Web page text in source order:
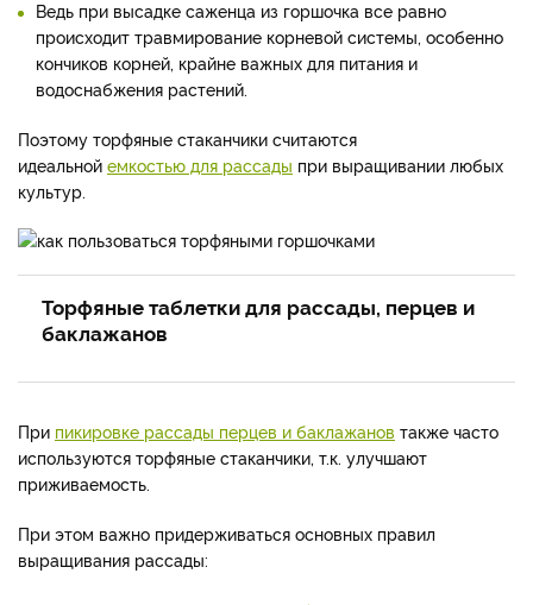
Ведь при высадке саженца из горшочка все равно
происходит травмирование корневой системы, особенно
кончиков корней, крайне важных для питания и
водоснабжения растений.
Поэтому торфяные стаканчики считаются
идеальной емкостью для рассады при выращивании любых
культур.
Торфяные таблетки для рассады, перцев и
баклажанов
При пикировке рассады перцев и баклажанов также часто
используются торфяные стаканчики, т.к. улучшают
приживаемость.
При этом важно придерживаться основных правил
выращивания рассады: